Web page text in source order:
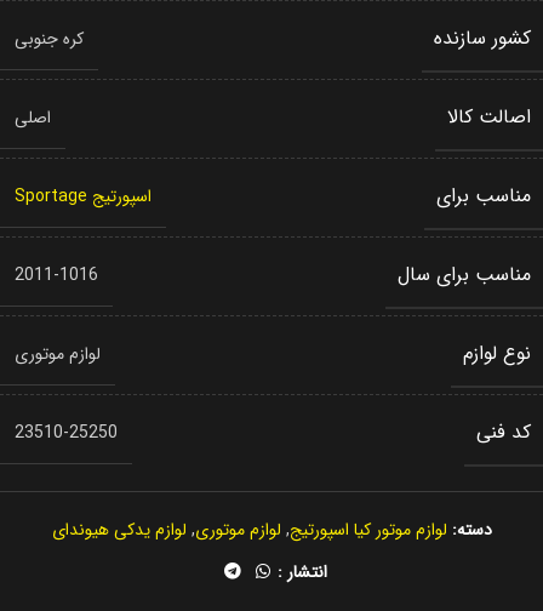
کشور سازنده کره جنوبی
اصالت کالا اصلی
مناسب برای اسپورتیج Sportage
مناسب برای سال 2011-1016
نوع لوازم لوازم موتوری
کد فنی 23510-25250
دسته: لوازم موتور کیا اسپورتیج, لوازم موتوری, لوازم یدکی هیوندای
انتشار :